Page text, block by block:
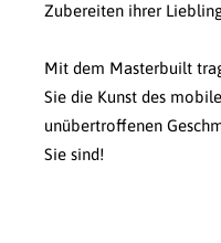
Zubereiten ihrer
Mit dem Masterbuilt
Sie die Kunst des
unübertroffenen
Sie sind!